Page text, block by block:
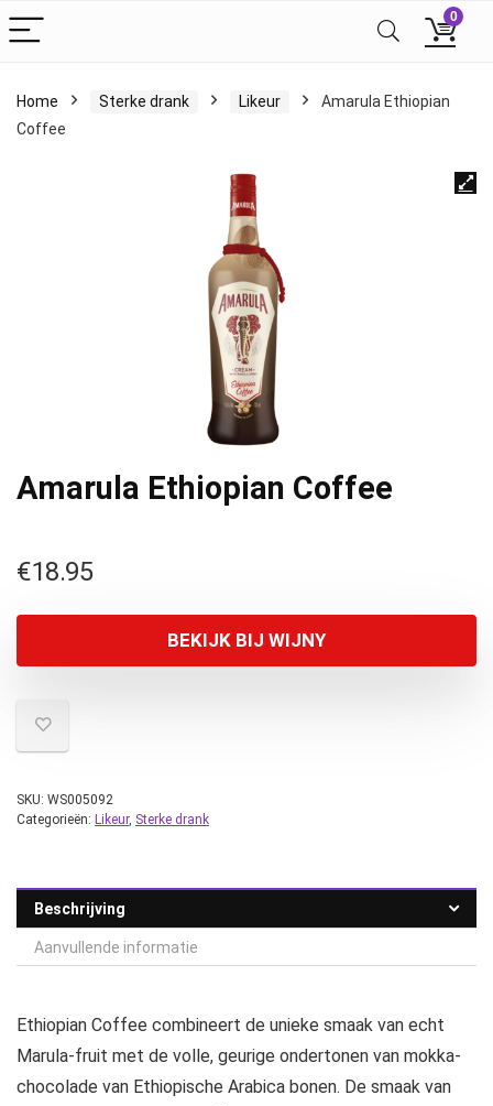
0
Home Sterke drank Likeur
Amarula Ethiopian
Coffee
Amarula Ethiopian Coffee
€18.95
BEKIJK BIJ WIJNY
SKU: WS005092
Categorieën: Likeur, Sterke drank
Beschrijving
Aanvullende informatie
Ethiopian Coffee combineert de unieke smaak van echt
Marula-fruit met de volle, geurige ondertonen van mokka-
chocolade van Ethiopische Arabica bonen. De smaak van